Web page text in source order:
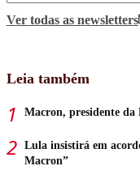
Ver todas as newsletters
Leia também
Macron, presidente da
Lula insistirá em
Macron”